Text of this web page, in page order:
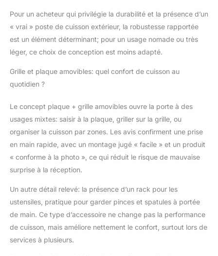
Pour un acheteur qui privilégie la durabilité et la présence d’un
« vrai » poste de cuisson extérieur, la robustesse rapportée
est un élément déterminant; pour un usage nomade ou très
léger, ce choix de conception est moins adapté.
Grille et plaque amovibles: quel confort de cuisson au
quotidien ?
Le concept plaque + grille amovibles ouvre la porte à des
usages mixtes: saisir à la plaque, griller sur la grille, ou
organiser la cuisson par zones. Les avis confirment une prise
en main rapide, avec un montage jugé « facile » et un produit
« conforme à la photo », ce qui réduit le risque de mauvaise
surprise à la réception.
Un autre détail relevé: la présence d’un rack pour les
ustensiles, pratique pour garder pinces et spatules à portée
de main. Ce type d’accessoire ne change pas la performance
de cuisson, mais améliore nettement le confort, surtout lors de
services à plusieurs.